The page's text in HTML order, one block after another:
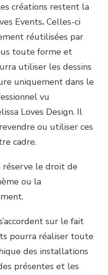
créations restent la
Events. Celles-ci
réutilisées par
toute forme et
utiliser les dessins
uniquement dans le
vu
Loves Design. Il
ou utiliser ces
cadre.
réserve le droit de
ou la
sur le fait
pourra réaliser toute
des installations
présentes et les